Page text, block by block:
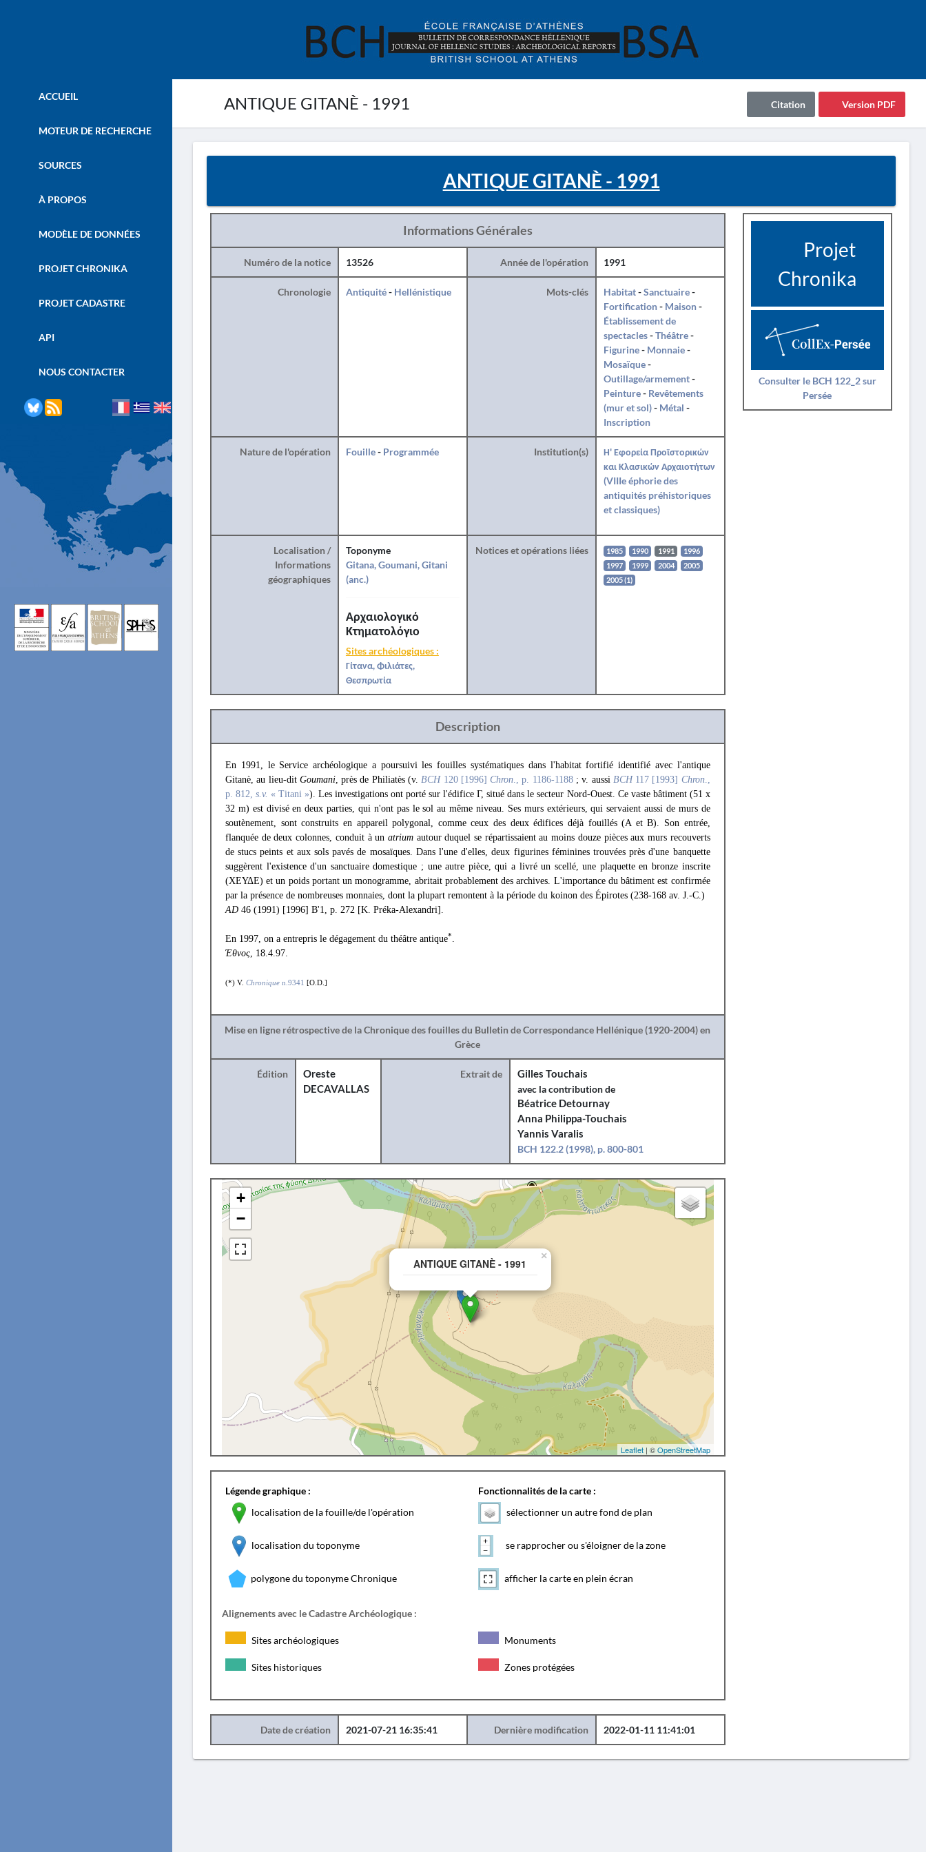
ANTIQUE GITANÈ - 1991 Version PDF
Citation
ACCUEIL
MOTEUR DE RECHERCHE
SOURCES
À PROPOS
MODÈLE DE DONNÉES
PROJET CHRONIKA
PROJET CADASTRE
API
NOUS CONTACTER
ANTIQUE GITANÈ - 1991
Informations Générales
Numéro de la notice 13526 Année de l'opération 1991
Chronologie Antiquité- Hellénistique Mots-clés Habitat-Sanctuaire-
Fortification- Maison-
Établissement de
spectacles-Théâtre-
Figurine- Monnaie-
Mosaïque-
Outillage/armement-
Peinture- Revêtements
(mur et sol)- Métal -
Inscription
Nature de l'opération Fouille- Programmée Institution(s)
Η' Εφορεία Προϊστορικών
και Κλασικών Αρχαιοτήτων
(VIIIe éphorie des
antiquités préhistoriques
et classiques)
Localisation /
Informations
géographiques
Toponyme
Gitana, Goumani, Gitani
(anc.)
Αρχαιολογικό
Κτηματολόγιο
Sites archéologiques :
Γίτανα, Φιλιάτες,
Θεσπρωτία
Notices et opérations liées 1985 1990 1991
1996
1997
1999 2004
2005
2005 (1)
Description
En 1991, le Service archéologique a poursuivi les fouilles systématiques dans l'habitat fortifié identifié avec l'antique
Gitanè, au lieu-dit Goumani, près de Philiatès (v.BCH120 [1996]Chron., p. 1186-1188; v. aussi BCH 117 [1993] Chron.,
p. 812,s.v. « Titani »). Les investigations ont porté sur l'édifice Γ, situé dans le secteur Nord-Ouest. Ce vaste bâtiment (51 x
32 m) est divisé en deux parties, qui n'ont pas le sol au même niveau. Ses murs extérieurs, qui servaient aussi de murs de
soutènement, sont construits en appareil polygonal, comme ceux des deux édifices déjà fouillés (A et B). Son entrée,
flanquée de deux colonnes, conduit à un atrium autour duquel se répartissaient au moins douze pièces aux murs recouverts
de stucs peints et aux sols pavés de mosaïques. Dans l'une d'elles, deux figurines féminines trouvées près d'une banquette
suggèrent l'existence d'un sanctuaire domestique ; une autre pièce, qui a livré un scellé, une plaquette en bronze inscrite
(ΧΕΥΔΕ) et un poids portant un monogramme, abritait probablement des archives. L'importance du bâtiment est confirmée
par la présence de nombreuses monnaies, dont la plupart remontent à la période du koinon des Épirotes (238-168 av. J.-C.)
AD 46 (1991) [1996] Β'1, p. 272 [K. Préka-Alexandri].
En 1997, on a entrepris le dégagement du théâtre antique*.
Έθνος, 18.4.97.
(*) V. Chronique n.9341 [O.D.]
Mise en ligne rétrospective de la Chronique des fouilles du Bulletin de Correspondance Hellénique (1920-2004) en
Grèce
Édition
Oreste
DECAVALLAS
Extrait de
Gilles Touchais
avec la contribution de
Béatrice Detournay
Anna Philippa-Touchais
Yannis Varalis
BCH 122.2 (1998), p. 800-801
ANTIQUE GITANÈ - 1991
×
+
−
Leaflet| ©OpenStreetMap
Légende graphique :
localisation de la fouille/de l'opération
localisation du toponyme
polygone du toponyme Chronique
Fonctionnalités de la carte :
sélectionner un autre fond de plan
se rapprocher ou s'éloigner de la zone
afficher la carte en plein écran
Alignements avec le Cadastre Archéologique :
Sites archéologiques Monuments
Sites historiques Zones protégées
Date de création 2021-07-21 16:35:41 Dernière modification 2022-01-11 11:41:01
Projet
Chronika
Consulter le BCH 122_2 sur
Persée